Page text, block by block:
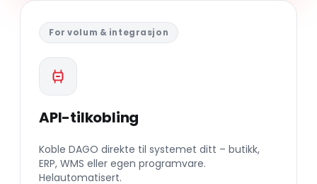
For volum & integrasjon
API-tilkobling
Koble DAGO direkte til systemet ditt – butikk,
ERP, WMS eller egen programvare.
Helautomatisert.